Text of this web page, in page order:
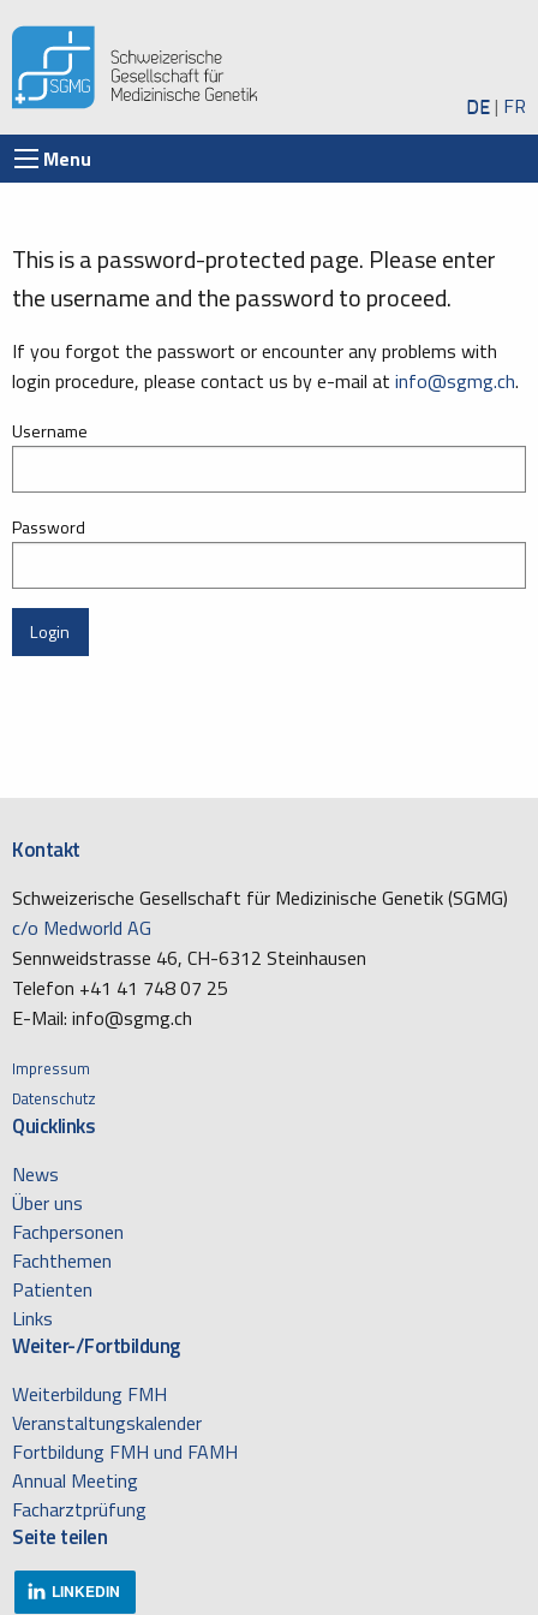
DE FR
Menu
This is a password-protected page. Please enter
the username and the password to proceed.
If you forgot the passwort or encounter any problems with
login procedure, please contact us by e-mail at info@sgmg.ch.
Username
Password
Login
Kontakt
Schweizerische Gesellschaft für Medizinische Genetik (SGMG)
c/o Medworld AG
Sennweidstrasse 46, CH-6312 Steinhausen
Telefon +41 41 748 07 25
E-Mail: info@sgmg.ch
Impressum
Datenschutz
Quicklinks
News
Über uns
Fachpersonen
Fachthemen
Patienten
Links
Weiter-/Fortbildung
Weiterbildung FMH
Veranstaltungskalender
Fortbildung FMH und FAMH
Annual Meeting
Facharztprüfung
Seite teilen
LINKEDIN